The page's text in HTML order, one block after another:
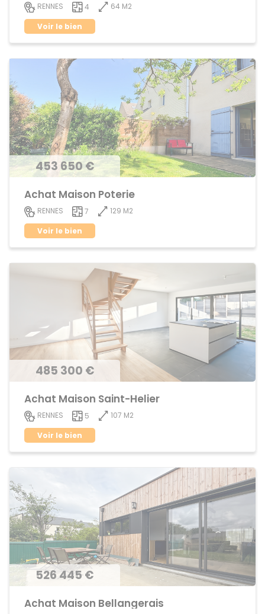
RENNES 4
64 M2
Voir le bien
453 650 €
Achat Maison Poterie
RENNES 7
129 M2
Voir le bien
485 300 €
Achat Maison Saint-Helier
RENNES 5
107 M2
Voir le bien
526 445 €
Achat Maison Bellangerais